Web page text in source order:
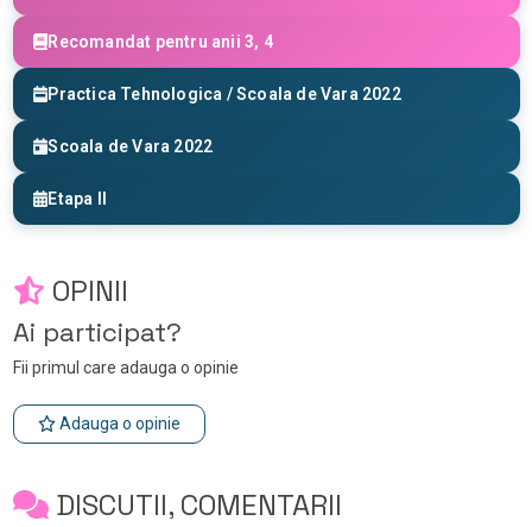
Recomandat pentru anii 3, 4
Practica Tehnologica / Scoala de Vara 2022
Scoala de Vara 2022
Etapa II
OPINII
Ai participat?
Fii primul care adauga o opinie
Adauga o opinie
DISCUTII, COMENTARII